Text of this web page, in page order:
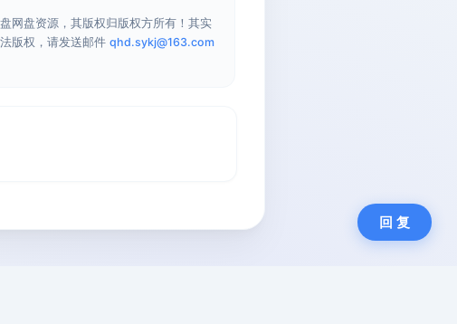
网盘资源，其版权归版权方所有！其实
版权，请发送邮件 qhd.sykj@163.com
回 复